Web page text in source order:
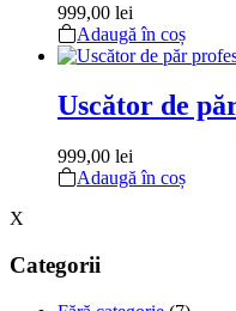
999,00 lei
Adaugă în coș
Uscător de
999,00 lei
Adaugă în coș
X
Categorii